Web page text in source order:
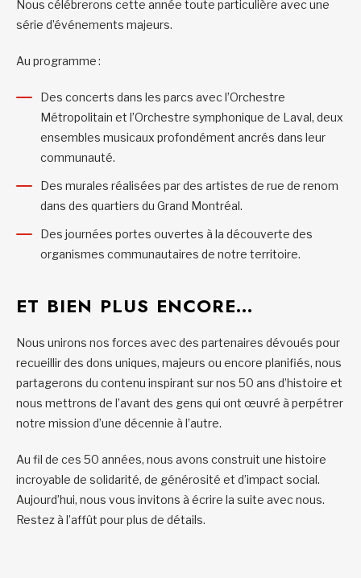
Nous célébrerons cette année toute particulière avec une
série d’événements majeurs.
Au programme :
Des concerts dans les parcs avec l’Orchestre
Métropolitain et l’Orchestre symphonique de Laval, deux
ensembles musicaux profondément ancrés dans leur
communauté.
Des murales réalisées par des artistes de rue de renom
dans des quartiers du Grand Montréal.
Des journées portes ouvertes à la découverte des
organismes communautaires de notre territoire.
ET BIEN PLUS ENCORE…
Nous unirons nos forces avec des partenaires dévoués pour
recueillir des dons uniques, majeurs ou encore planifiés, nous
partagerons du contenu inspirant sur nos 50 ans d’histoire et
nous mettrons de l’avant des gens qui ont œuvré à perpétrer
notre mission d’une décennie à l’autre.
Au fil de ces 50 années, nous avons construit une histoire
incroyable de solidarité, de générosité et d’impact social.
Aujourd’hui, nous vous invitons à écrire la suite avec nous.
Restez à l’affût pour plus de détails.